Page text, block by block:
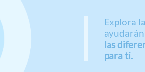
Explora
las
para ti.